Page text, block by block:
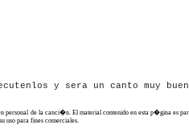
y sera un canto muy
personal de la canci�n. El material contenido en esta p�gina es
uso para fines comerciales.